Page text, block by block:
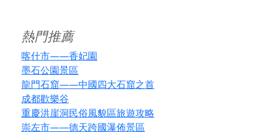
熱門推薦
喀什市——香妃園
墨石公園景區
龍門石窟——中國四大石窟之首
成都歡樂谷
重慶洪崖洞民俗風貌區旅遊攻略
崇左市——德天跨國瀑佈景區